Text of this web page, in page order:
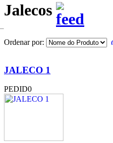
Jalecos
Ordenar por:
JALECO 1
PEDID0